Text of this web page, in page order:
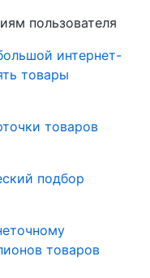
пользователя
интернет-
товары
товаров
подбор
товаров